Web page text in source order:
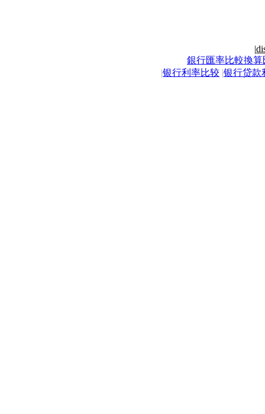
|
銀行匯率比較換算
|银行利率比较 |银行贷款